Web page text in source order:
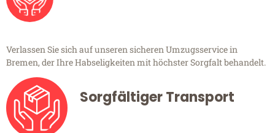
Verlassen Sie sich auf unseren sicheren Umzugsservice in
Bremen, der Ihre Habseligkeiten mit höchster Sorgfalt behandelt.
Sorgfältiger Transport